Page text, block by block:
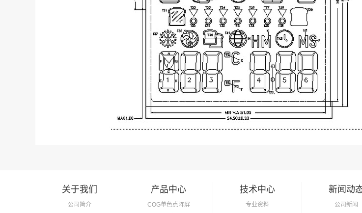
关于我们
公司简介
产品中心
COG单色点阵屏
技术中心
专业资料
新闻动
公司新闻